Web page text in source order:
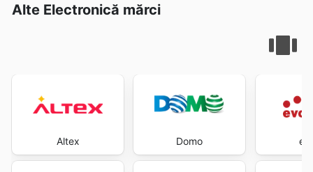
Alte Electronică mărci
Altex Domo